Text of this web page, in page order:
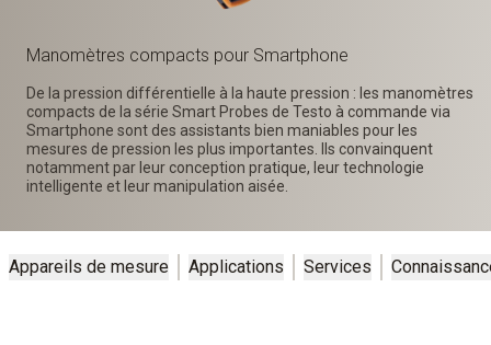
Manomètres compacts pour Smartphone
De la pression différentielle à la haute pression : les manomètres
compacts de la série Smart Probes de Testo à commande via
Smartphone sont des assistants bien maniables pour les
mesures de pression les plus importantes. Ils convainquent
notamment par leur conception pratique, leur technologie
intelligente et leur manipulation aisée.
Appareils de mesure Applications Services